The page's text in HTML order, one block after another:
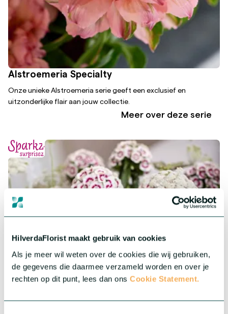
HilverdaFlorist maakt gebruik van cookies
Als je meer wil weten over de cookies die wij gebruiken,
de gegevens die daarmee verzameld worden en over je
rechten op dit punt, lees dan ons Cookie Statement.
Alstroemeria Specialty
Onze unieke Alstroemeria serie geeft een exclusief en
uitzonderlijke flair aan jouw collectie.
Meer over deze serie